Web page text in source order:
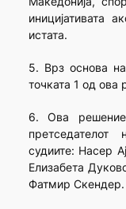
иницијативата
истата.
5. Врз основа
точката 1 од ова
6. Ова
судиите: Насер
Елизабета
Фатмир Скендер.